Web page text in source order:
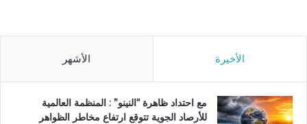
الأخيرة الأشهر
مع احتداد ظاهرة “النينو” : المنظمة العالمية
للأرصاد الجوية تتوقع ارتفاع مخاطر الظواهر